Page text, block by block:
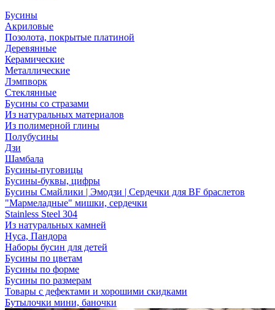
Бусины
Акриловые
Позолота, покрытые платиной
Деревянные
Керамические
Металлические
Лэмпворк
Стеклянные
Бусины со стразами
Из натуральных материалов
Из полимерной глины
Полубусины
Дзи
Шамбала
Бусины-пуговицы
Бусины-буквы, цифры
Бусины Смайлики | Эмодзи | Сердечки для BF браслетов
"Мармеладные" мишки, сердечки
Stainless Steel 304
Из натуральных камней
Нуса, Пандора
Наборы бусин для детей
Бусины по цветам
Бусины по форме
Бусины по размерам
Товары с дефектами и хорошими скидками
Бутылочки мини, баночки